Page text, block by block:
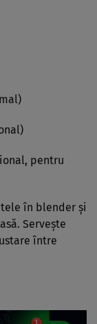
pentru
în blender și
Servește
între